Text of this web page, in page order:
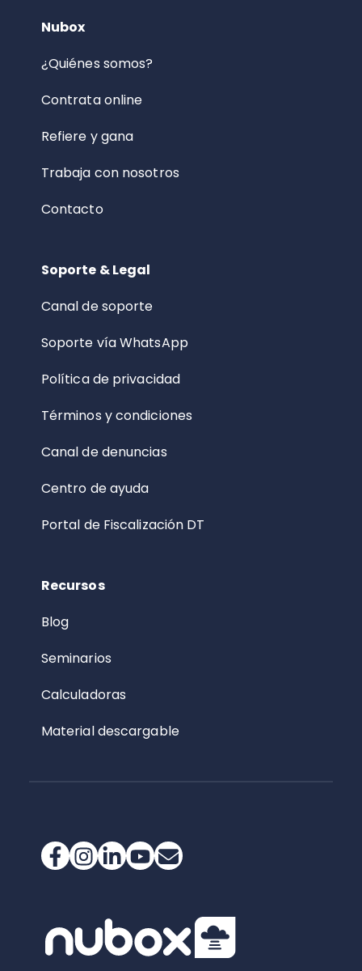
Nubox
¿Quiénes somos?
Contrata online
Refiere y gana
Trabaja con nosotros
Contacto
Soporte & Legal
Canal de soporte
Soporte vía WhatsApp
Política de privacidad
Términos y condiciones
Canal de denuncias
Centro de ayuda
Portal de Fiscalización DT
Recursos
Blog
Seminarios
Calculadoras
Material descargable